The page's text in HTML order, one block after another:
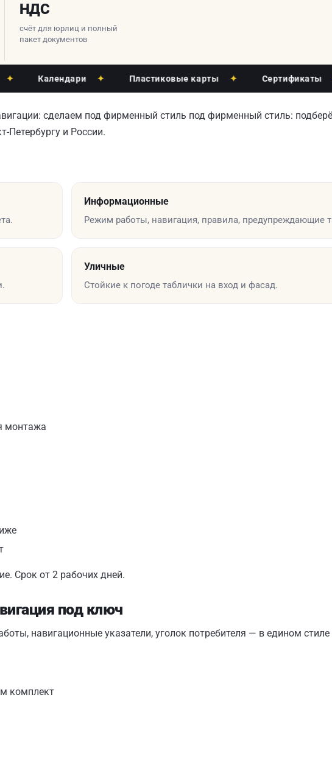
НДС
счёт для юрлиц и полный
пакет документов
Календари ✦ Пластиковые карты ✦ Сертификаты ✦
сделаем под фирменный стиль под фирменный стиль:
Петербургу и России.
Информационные
Режим работы, навигация, правила, предупреждающие
Уличные
Стойкие к погоде таблички на вход и фасад.
монтажа
Срок от 2 рабочих дней.
под ключ
навигационные указатели, уголок потребителя — в едином стиле
комплект